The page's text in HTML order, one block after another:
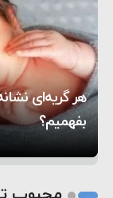
ترامپ
حماس
۸:۵۷
اعتراض
به
۱۶:۱۹
سختی
۱۰:۱۵
سنتکام
۶:۰۵
هر گریه‌ای
بفهمیم؟
تغذیه پدر
روی دیگر زندگی
2